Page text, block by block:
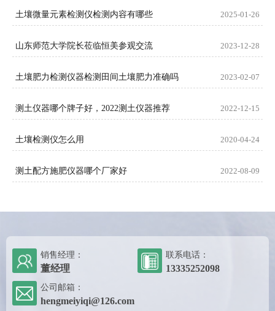
土壤微量元素检测仪检测内容有哪些 2025-01-26
山东师范大学院长莅临恒美参观交流 2023-12-28
土壤肥力检测仪器检测田间土壤肥力准确吗 2023-02-07
测土仪器哪个牌子好，2022测土仪器推荐 2022-12-15
土壤检测仪怎么用 2020-04-24
测土配方施肥仪器哪个厂家好 2022-08-09
销售经理：
董经理
联系电话：
13335252098
公司邮箱：
hengmeiyiqi@126.com